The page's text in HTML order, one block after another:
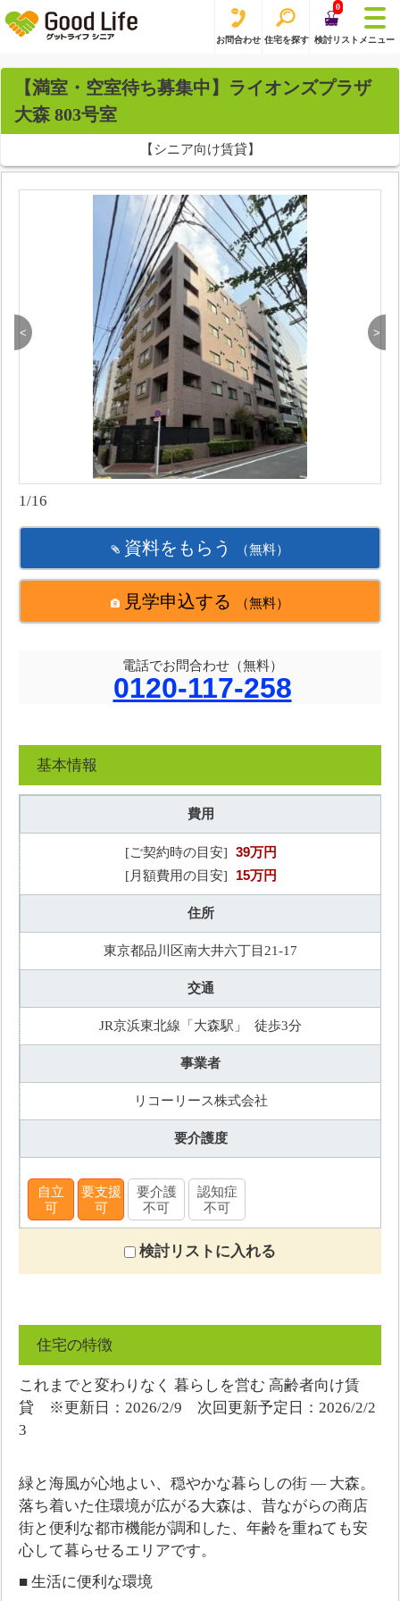
お問合わせ 住宅を探す
0
検討リスト メニュー
【満室・空室待ち募集中】ライオンズプラザ
大森 803号室
【シニア向け賃貸】
< >
1/16
資料をもらう （無料）
見学申込する （無料）
電話でお問合わせ（無料）
0120-117-258
基本情報
費用
[ご契約時の目安] 39万円
[月額費用の目安] 15万円
住所
東京都品川区南大井六丁目21-17
交通
JR京浜東北線「大森駅」 徒歩3分
事業者
リコーリース株式会社
要介護度
自立
可
要支援
可
要介護
不可
認知症
不可
検討リストに入れる
住宅の特徴
これまでと変わりなく 暮らしを営む 高齢者向け賃
貸 ※更新日：2026/2/9 次回更新予定日：2026/2/2
3
緑と海風が心地よい、穏やかな暮らしの街 ― 大森。
落ち着いた住環境が広がる大森は、昔ながらの商店
街と便利な都市機能が調和した、年齢を重ねても安
心して暮らせるエリアです。
■ 生活に便利な環境